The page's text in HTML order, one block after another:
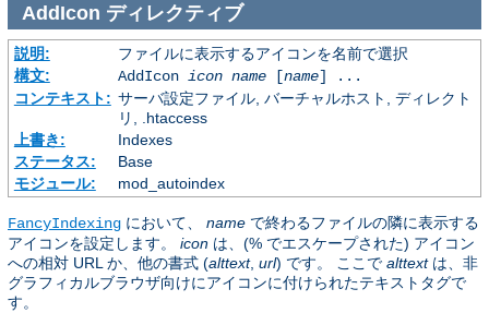
AddIcon ディレクティブ
説明:
ファイルに表示するアイコンを名前で選択
構文:
AddIcon icon name[name] ...
コンテキスト: サーバ設定ファイル, バーチャルホスト, ディレクト
リ, .htaccess
上書き:
Indexes
ステータス:
Base
モジュール:
mod_autoindex
FancyIndexing において、 name で終わるファイルの隣に表示する
アイコンを設定します。 icon は、(% でエスケープされた) アイコン
への相対 URL か、他の書式 (alttext, url) です。 ここで alttextは、非
グラフィカルブラウザ向けにアイコンに付けられたテキストタグで
す。